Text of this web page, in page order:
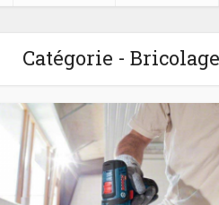
Catégorie - Bricolage